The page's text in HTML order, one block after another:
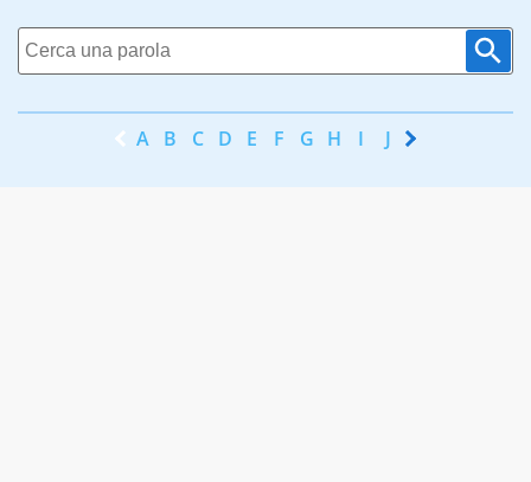
A B C D E F G H I J K